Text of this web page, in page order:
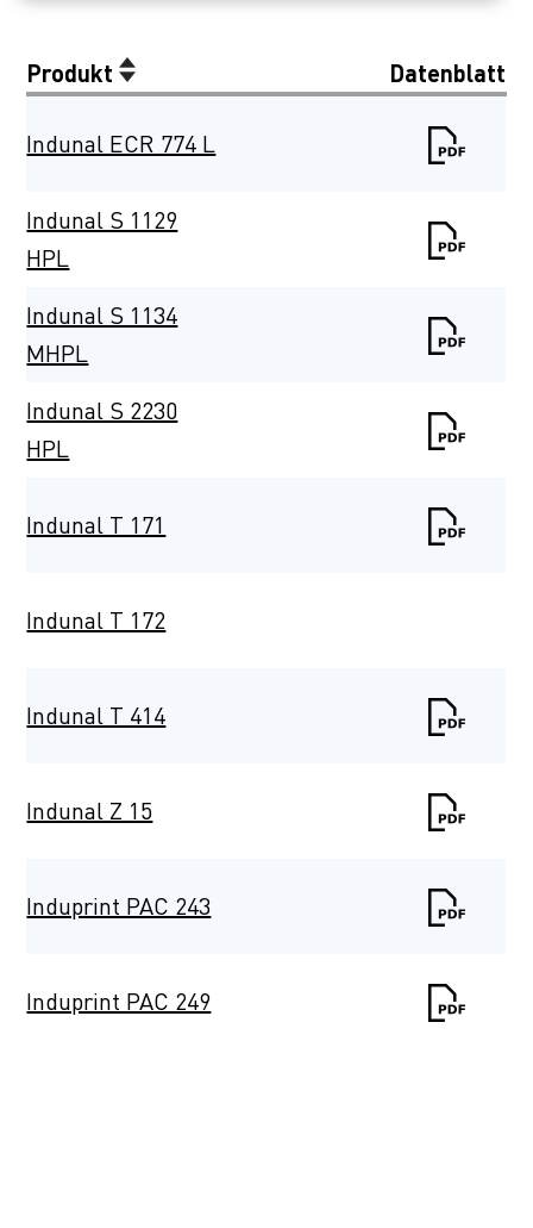
Produkt Datenblatt
Indunal ECR 774 L
Indunal S 1129
HPL
Indunal S 1134
MHPL
Indunal S 2230
HPL
Indunal T 171
Indunal T 172
Indunal T 414
Indunal Z 15
Induprint PAC 243
Induprint PAC 249